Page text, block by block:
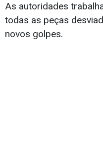
As autoridades
todas as peças
novos golpes.